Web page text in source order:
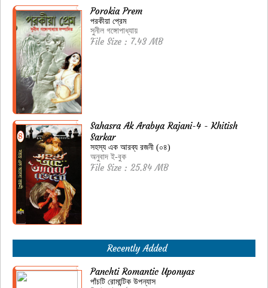
Porokia Prem
পরকীয়া প্রেম
সুনীল গঙ্গোপাধ্যায়
File Size : 7.43 MB
Sahasra Ak Arabya Rajani-4 - Khitish
Sarkar
সহস্য এক আরব্য রজনী (০৪)
অনুবাদ ই-বুক
File Size : 25.84 MB
Recently Added
Panchti Romantic Uponyas
পাঁচটি রোমান্টিক উপন্যাস